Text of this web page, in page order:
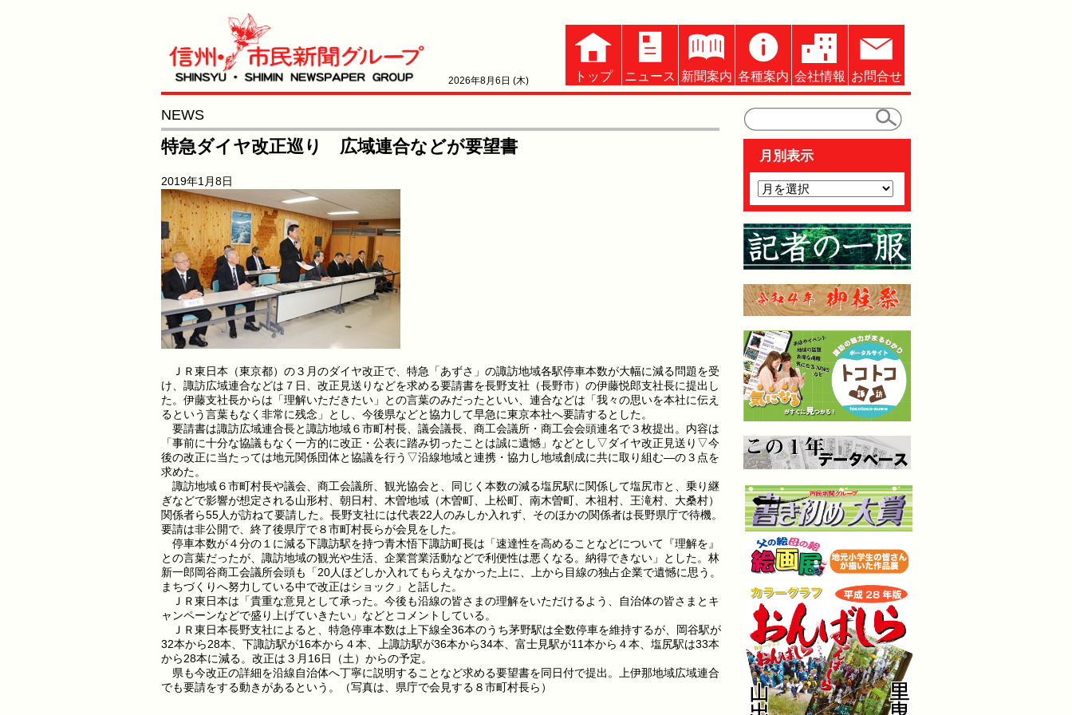
2026年8月6日 (木) トップ ニュース 新聞案内 各種案内 会社情報 お問合せ
NEWS
特急ダイヤ改正巡り 広域連合などが要望書
2019年1月8日
ＪＲ東日本（東京都）の３月のダイヤ改正で、特急「あずさ」の諏訪地域各駅停車本数が大幅に減る問題を受
け、諏訪広域連合などは７日、改正見送りなどを求める要請書を長野支社（長野市）の伊藤悦郎支社長に提出し
た。伊藤支社長からは「理解いただきたい」との言葉のみだったといい、連合などは「我々の思いを本社に伝え
るという言葉もなく非常に残念」とし、今後県などと協力して早急に東京本社へ要請するとした。
要請書は諏訪広域連合長と諏訪地域６市町村長、議会議長、商工会議所・商工会会頭連名で３枚提出。内容は
「事前に十分な協議もなく一方的に改正・公表に踏み切ったことは誠に遺憾」などとし▽ダイヤ改正見送り▽今
後の改正に当たっては地元関係団体と協議を行う▽沿線地域と連携・協力し地域創成に共に取り組む—の３点を
求めた。
諏訪地域６市町村長や議会、商工会議所、観光協会と、同じく本数の減る塩尻駅に関係して塩尻市と、乗り継
ぎなどで影響が想定される山形村、朝日村、木曽地域（木曽町、上松町、南木曽町、木祖村、王滝村、大桑村）
関係者ら55人が訪ねて要請した。長野支社には代表22人のみしか入れず、そのほかの関係者は長野県庁で待機。
要請は非公開で、終了後県庁で８市町村長らが会見をした。
停車本数が４分の１に減る下諏訪駅を持つ青木悟下諏訪町長は「速達性を高めることなどについて『理解を』
との言葉だったが、諏訪地域の観光や生活、企業営業活動などで利便性は悪くなる。納得できない」とした。林
新一郎岡谷商工会議所会頭も「20人ほどしか入れてもらえなかった上に、上から目線の独占企業で遺憾に思う。
まちづくりへ努力している中で改正はショック」と話した。
ＪＲ東日本は「貴重な意見として承った。今後も沿線の皆さまの理解をいただけるよう、自治体の皆さまとキ
ャンペーンなどで盛り上げていきたい」などとコメントしている。
ＪＲ東日本長野支社によると、特急停車本数は上下線全36本のうち茅野駅は全数停車を維持するが、岡谷駅が
32本から28本、下諏訪駅が16本から４本、上諏訪駅が36本から34本、富士見駅が11本から４本、塩尻駅は33本
から28本に減る。改正は３月16日（土）からの予定。
県も今改正の詳細を沿線自治体へ丁寧に説明することなど求める要望書を同日付で提出。上伊那地域広域連合
でも要請をする動きがあるという。（写真は、県庁で会見する８市町村長ら）
月別表示